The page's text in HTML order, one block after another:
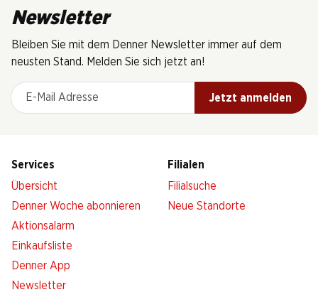
Newsletter
Bleiben Sie mit dem Denner Newsletter immer auf dem
neusten Stand. Melden Sie sich jetzt an!
E-Mail Adresse
Jetzt anmelden
Services
Übersicht
Denner Woche abonnieren
Aktionsalarm
Einkaufsliste
Denner App
Newsletter
Filialen
Filialsuche
Neue Standorte